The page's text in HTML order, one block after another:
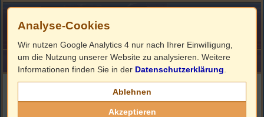
HOME ImpressumLinks
Filmbeschreibung, Cover & DVD Infos
Analyse-Cookies
Wir nutzen Google Analytics 4 nur nach Ihrer Einwilligung,
um die Nutzung unserer Website zu analysieren. Weitere
Informationen finden Sie in der Datenschutzerklärung
Ablehnen
Akzeptieren